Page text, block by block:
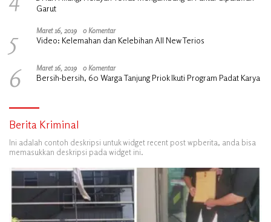
Garut
5 Maret 16, 2019 0 Komentar
Video: Kelemahan dan Kelebihan All New Terios
6 Maret 16, 2019 0 Komentar
Bersih-bersih, 60 Warga Tanjung Priok Ikuti Program Padat Karya
Berita Kriminal
Ini adalah contoh deskripsi untuk widget recent post wpberita, anda bisa
memasukkan deskripsi pada widget ini.